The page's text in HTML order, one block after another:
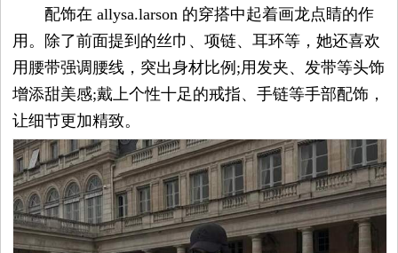
配饰在 allysa.larson 的穿搭中起着画龙点睛的作
用。除了前面提到的丝巾、项链、耳环等，她还喜欢
用腰带强调腰线，突出身材比例;用发夹、发带等头饰
增添甜美感;戴上个性十足的戒指、手链等手部配饰，
让细节更加精致。